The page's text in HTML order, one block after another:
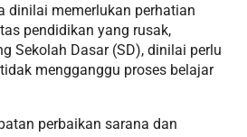
dinilai memerlukan perhatian
pendidikan yang rusak,
Sekolah Dasar (SD), dinilai perlu
mengganggu proses belajar
perbaikan sarana dan